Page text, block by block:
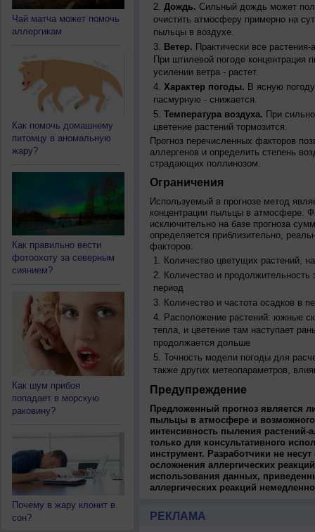
Чай матча может помочь
аллергикам
Как помочь домашнему
питомцу в аномальную
жару?
Как правильно вести
фотоохоту за северным
сиянием?
Как шум прибоя
попадает в морскую
раковину?
Почему в жару клонит в
сон?
Дождь. Сильный дождь может
очистить атмосферу примерно на
пыльцы в воздухе.
Ветер. Практически все
При штилевой погоде
усилении ветра - растет.
Характер погоды. В ясную
пасмурную - снижается.
Температура воздуха. При
цветение растений тормозится.
Прогноз перечисленных факторов
аллергенов и определить степень
страдающих поллинозом.
Ограничения
Используемый в прогнозе метод
концентрации пыльцы в атмосфере.
исключительно на базе прогноза
определяется приблизительно,
факторов:
Количество цветущих растений,
Количество и продолжительность
период
Количество и частота осадков в
Расположение растений: южные
тепла, и цветение там наступает
продолжается дольше
Точность модели погоды для
также других метеопараметров,
Предупреждение
Предложенный прогноз является
пыльцы в атмосфере и
интенсивность пыления растений-
только для консультативного
инструмент. Разработчики не
осложнения аллергических
использования данных,
аллергических реакций
РЕКЛАМА